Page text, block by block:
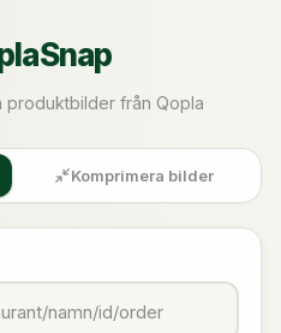
produktbilder från Qopla
Komprimera bilder